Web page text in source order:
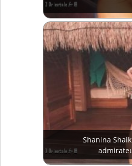
Shanina